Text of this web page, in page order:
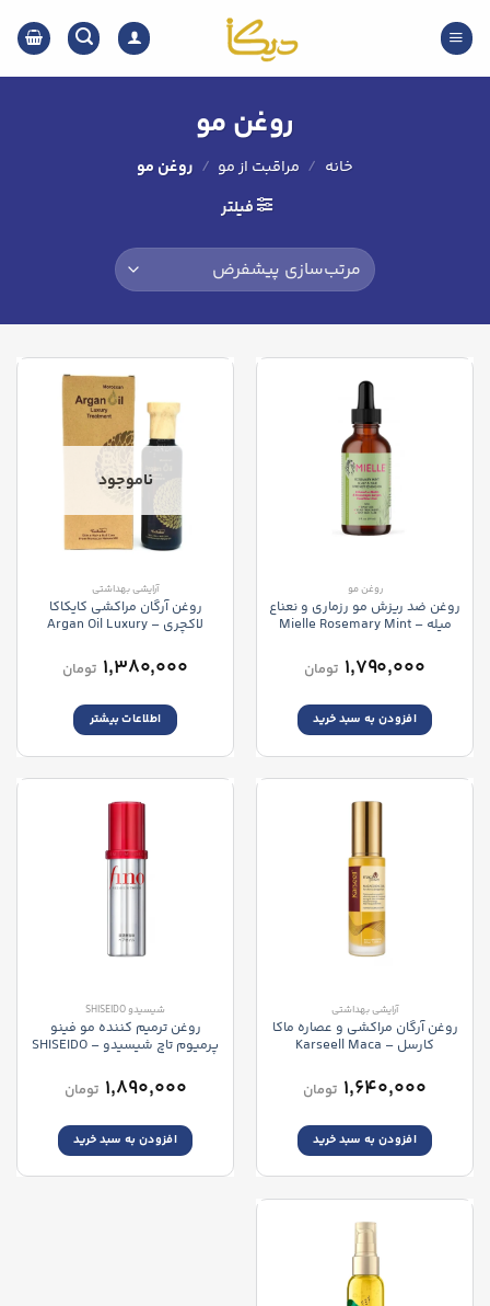
content
روغن مو
خانه / مراقبت از مو / روغن مو
فیلتر
روغن مو
روغن ضد ریزش مو رزماری و نعناع
میله – Mielle Rosemary Mint
Oil
۱,۷۹۰,۰۰۰ تومان
افزودن به سبد خرید
ناموجود
آرایشی بهداشتی
روغن آرگان مراکشی کایکاکا
لاکچری – Argan Oil Luxury
۱,۳۸۰,۰۰۰ تومان
اطلاعات بیشتر
آرایشی بهداشتی
روغن آرگان مراکشی و عصاره ماکا
کارسل – Karseell Maca
۱,۶۴۰,۰۰۰ تومان
افزودن به سبد خرید
شیسیدو SHISEIDO
روغن ترمیم کننده مو فینو
پرمیوم تاچ شیسیدو – SHISEIDO
۱,۸۹۰,۰۰۰ تومان
افزودن به سبد خرید